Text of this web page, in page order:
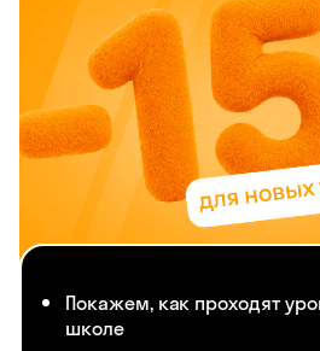
Покажем, как проходят
школе